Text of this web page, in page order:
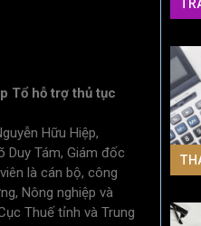
Tổ hỗ trợ thủ tục
Hữu Hiệp,
Duy Tám, Giám đốc
là cán bộ, công
Nông nghiệp và
Thuế tỉnh và Trung